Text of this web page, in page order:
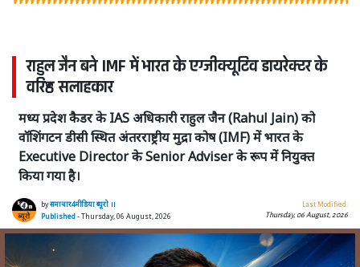
राहुल जैन बने IMF में भारत के एग्जीक्यूटिव डायरेक्टर के
वरिष्ठ सलाहकार
मध्य प्रदेश कैडर के IAS अधिकारी राहुल जैन (Rahul Jain) को
वॉशिंगटन डीसी स्थित अंतरराष्ट्रीय मुद्रा कोष (IMF) में भारत के
Executive Director के Senior Adviser के रूप में नियुक्त
किया गया है।
byसमाचार4मीडिया ब्यूरो ।।
Published- Thursday, 06 August, 2026
Last Modified:
Thursday, 06 August, 2026